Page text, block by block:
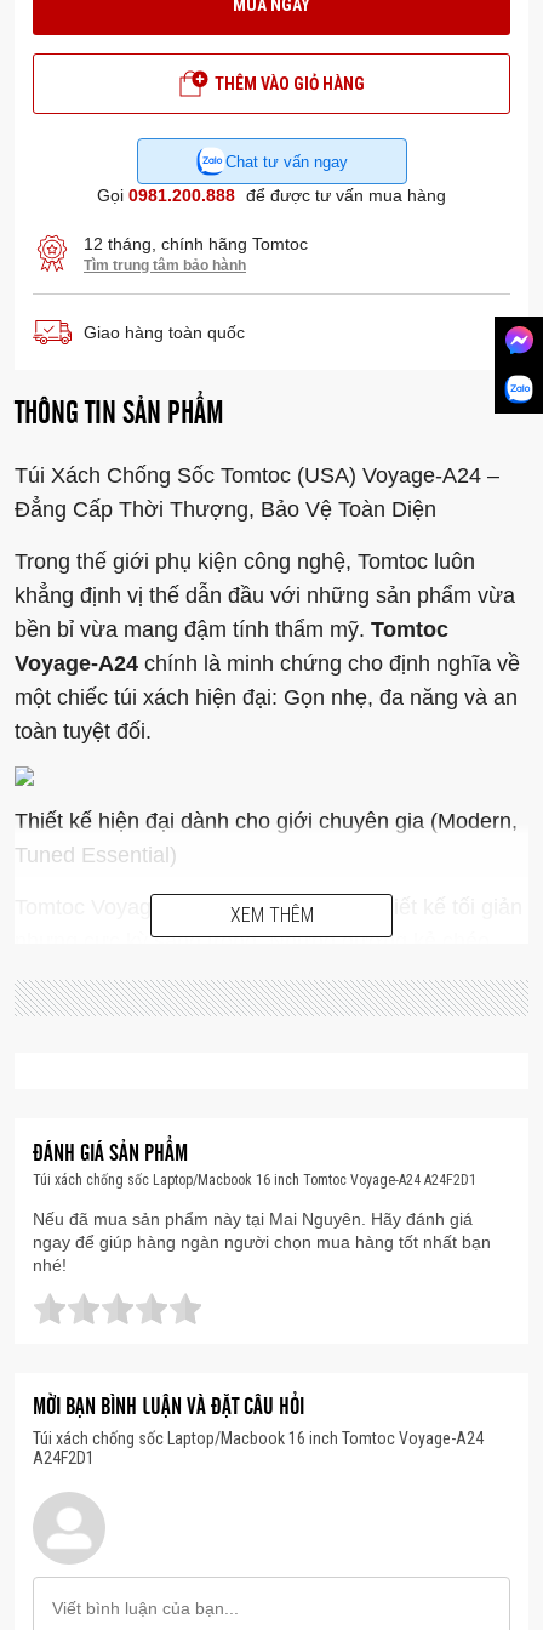
MUA NGAY
THÊM VÀO GIỎ HÀNG
Chat tư vấn ngay
Gọi 0981.200.888 để được tư vấn mua hàng
12 tháng, chính hãng Tomtoc
Tìm trung tâm bảo hành
Giao hàng toàn quốc
THÔNG TIN SẢN PHẨM
Túi Xách Chống Sốc Tomtoc (USA) Voyage-A24 –
Đẳng Cấp Thời Thượng, Bảo Vệ Toàn Diện
Trong thế giới phụ kiện công nghệ, Tomtoc luôn
khẳng định vị thế dẫn đầu với những sản phẩm vừa
bền bỉ vừa mang đậm tính thẩm mỹ. Tomtoc
Voyage-A24 chính là minh chứng cho định nghĩa về
một chiếc túi xách hiện đại: Gọn nhẹ, đa năng và an
toàn tuyệt đối.
Thiết kế hiện đại dành cho giới chuyên gia (Modern,
Tuned Essential)
Tomtoc Voyage-A24 mang ngôn ngữ thiết kế tối giản
nhưng cực kỳ sang trọng. Những đường kẻ chéo
tinh tế trên bề mặt túi tạo điểm nhấn khác biệt, phù
hợp với môi trường công sở hay những buổi gặp gỡ
Bảo vệ 360 độ với công nghệ CornerArmor™ x4 độc
quyền
810H).
Công nghệ CornerArmor™ x4:
4 góc túi, đóng vai trò như những “túi khí” giúp
hấp thụ lực va chạm cực tốt khi vô tình xảy ra rơi
rớt.
Lớp đệm Plush Padding:
XEM THÊM
ĐÁNH GIÁ SẢN PHẨM
Túi xách chống sốc Laptop/Macbook 16 inch Tomtoc Voyage-A24 A24F2D1
Nếu đã mua sản phẩm này tại Mai Nguyên. Hãy đánh giá
ngay để giúp hàng ngàn người chọn mua hàng tốt nhất bạn
nhé!
MỜI BẠN BÌNH LUẬN VÀ ĐẶT CÂU HỎI
Túi xách chống sốc Laptop/Macbook 16 inch Tomtoc Voyage-A24
A24F2D1